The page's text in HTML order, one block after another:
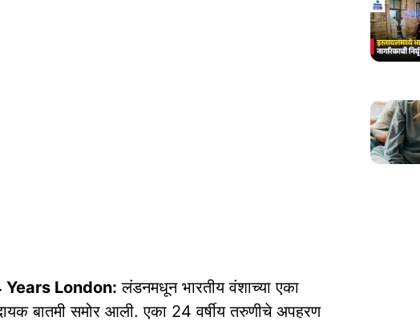
London: लंडनमधून भारतीय वंशाच्या एका
बातमी समोर आली. एका 24 वर्षीय तरुणीचे अपहरण